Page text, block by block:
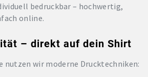
bedruckbar – hochwertig,
online.
– direkt auf dein Shirt
nutzen wir moderne Drucktechniken: